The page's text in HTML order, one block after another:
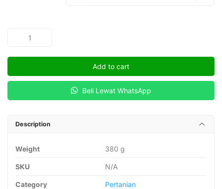
Berkelanjutan
Add to cart
Beli Lewat WhatsApp
Description
Weight 380 g
SKU N/A
Category Pertanian